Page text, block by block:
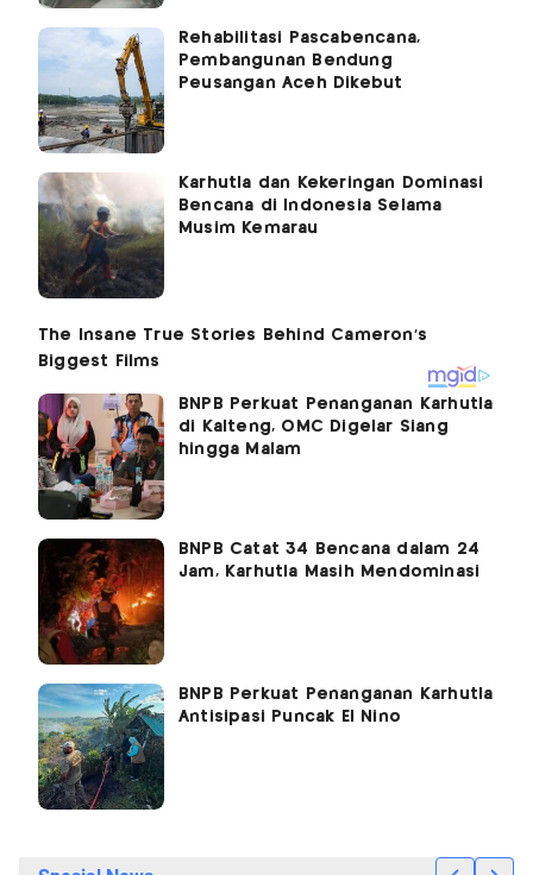
Rehabilitasi Pascabencana,
Pembangunan Bendung
Peusangan Aceh Dikebut
Karhutla dan Kekeringan Dominasi
Bencana di Indonesia Selama
Musim Kemarau
BNPB Perkuat Penanganan Karhutla
di Kalteng, OMC Digelar Siang
hingga Malam
BNPB Catat 34 Bencana dalam 24
Jam, Karhutla Masih Mendominasi
BNPB Perkuat Penanganan Karhutla
Antisipasi Puncak El Nino